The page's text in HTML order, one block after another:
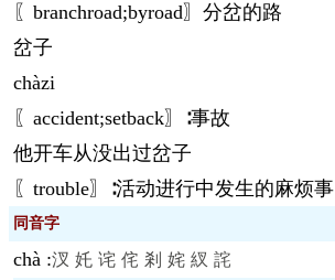
〖branchroad;byroad〗分岔的路
岔子
chàzi
〖accident;setback〗∶事故
他开车从没出过岔子
〖trouble〗∶活动进行中发生的麻烦事
同音字
chà :汊 奼 诧 侘 剎 姹 紁 詫